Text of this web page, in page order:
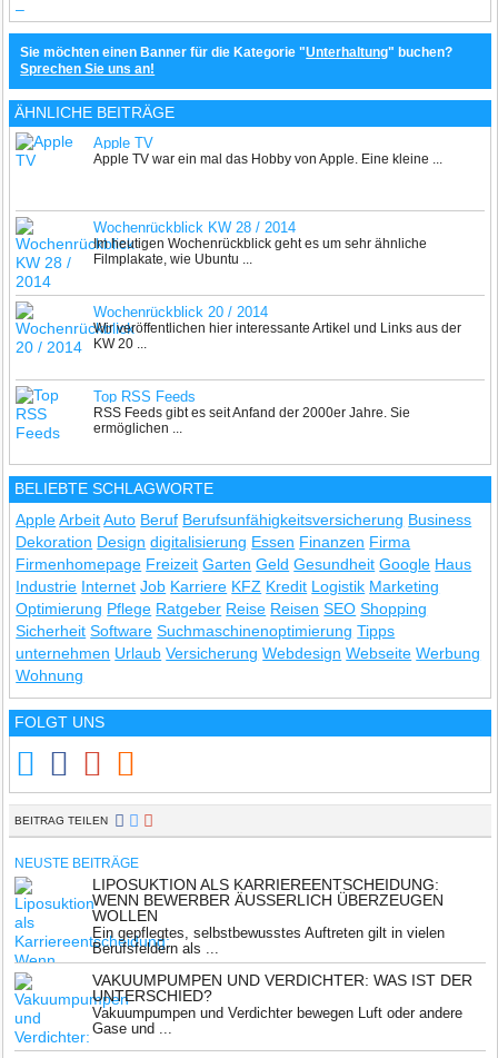
Sie möchten einen Banner für die Kategorie "Unterhaltung" buchen?
Sprechen Sie uns an!
ÄHNLICHE BEITRÄGE
Apple TV
Apple TV war ein mal das Hobby von Apple. Eine kleine ...
Wochenrückblick KW 28 / 2014
Im heutigen Wochenrückblick geht es um sehr ähnliche
Filmplakate, wie Ubuntu ...
Wochenrückblick 20 / 2014
Wir veröffentlichen hier interessante Artikel und Links aus der
KW 20 ...
Top RSS Feeds
RSS Feeds gibt es seit Anfand der 2000er Jahre. Sie
ermöglichen ...
BELIEBTE SCHLAGWORTE
Apple Arbeit Auto Beruf Berufsunfähigkeitsversicherung Business
Dekoration Design digitalisierung Essen Finanzen Firma
Firmenhomepage Freizeit Garten Geld Gesundheit Google Haus
Industrie Internet Job Karriere KFZ Kredit Logistik Marketing
Optimierung Pflege Ratgeber Reise Reisen SEO Shopping
Sicherheit Software Suchmaschinenoptimierung Tipps
unternehmen Urlaub Versicherung Webdesign Webseite Werbung
Wohnung
FOLGT UNS
BEITRAG TEILEN
NEUSTE BEITRÄGE
LIPOSUKTION ALS KARRIEREENTSCHEIDUNG:
WENN BEWERBER ÄUSSERLICH ÜBERZEUGEN W
OLLEN
Ein gepflegtes, selbstbewusstes Auftreten gilt in vielen
Berufsfeldern als ...
VAKUUMPUMPEN UND VERDICHTER: WAS IST DER
UNTERSCHIED?
Vakuumpumpen und Verdichter bewegen Luft oder andere
Gase und ...